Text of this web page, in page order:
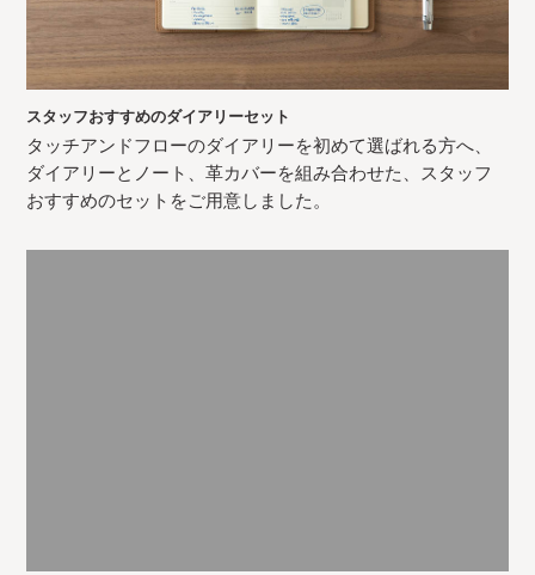
スタッフおすすめのダイアリーセット
タッチアンドフローのダイアリーを初めて選ばれる方へ、
ダイアリーとノート、革カバーを組み合わせた、スタッフ
おすすめのセットをご用意しました。